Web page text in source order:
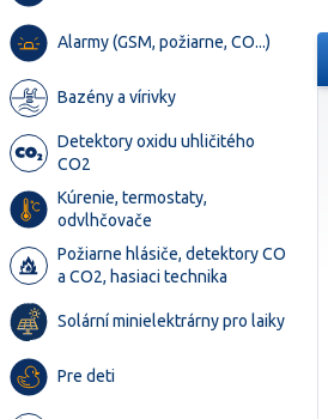
Alarmy (GSM, požiarne, CO...)
Bazény a vírivky
Detektory oxidu uhličitého
CO2
Kúrenie, termostaty,
odvlhčovače
Požiarne hlásiče, detektory CO
a CO2, hasiaci technika
Solární minielektrárny pro laiky
Pre deti